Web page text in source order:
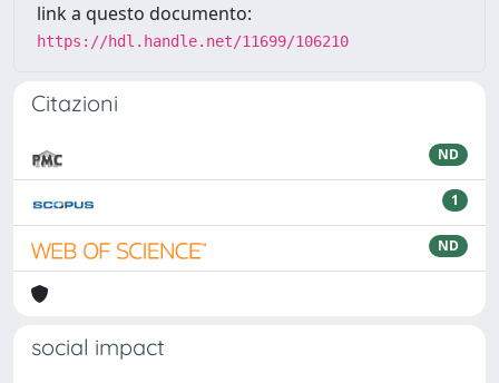
link a questo documento:
https://hdl.handle.net/11699/106210
Citazioni
ND
1
ND
social impact